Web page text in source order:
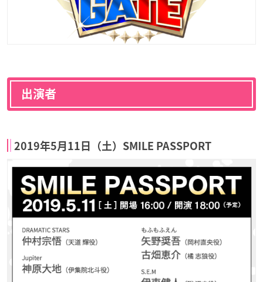
出演者
2019年5月11日（土）SMILE PASSPORT